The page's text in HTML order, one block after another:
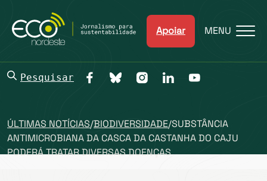
Apoiar MENU
Pesquisar
ÚLTIMAS NOTÍCIAS/BIODIVERSIDADE/SUBSTÂNCIA
ANTIMICROBIANA DA CASCA DA CASTANHA DO CAJU
PODERÁ TRATAR DIVERSAS DOENÇAS